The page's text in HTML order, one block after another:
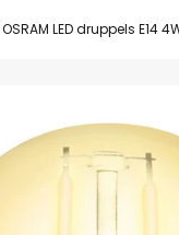
OSRAM LED druppels E14